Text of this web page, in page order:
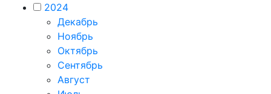
2024
Декабрь
Ноябрь
Октябрь
Сентябрь
Август